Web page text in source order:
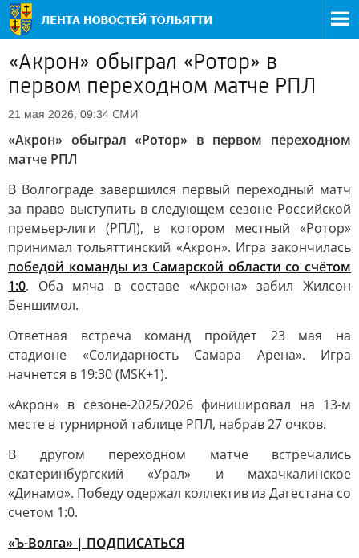
«Акрон» обыграл «Ротор» в
первом переходном матче РПЛ
21 мая 2026, 09:34 СМИ
«Акрон» обыграл «Ротор» в первом переходном
матче РПЛ
В Волгограде завершился первый переходный матч
за право выступить в следующем сезоне Российской
премьер-лиги (РПЛ), в котором местный «Ротор»
принимал тольяттинский «Акрон». Игра закончилась
победой команды из Самарской области со счётом
1:0. Оба мяча в составе «Акрона» забил Жилсон
Беншимол.
Ответная встреча команд пройдет 23 мая на
стадионе «Солидарность Самара Арена». Игра
начнется в 19:30 (MSK+1).
«Акрон» в сезоне-2025/2026 финишировал на 13-м
месте в турнирной таблице РПЛ, набрав 27 очков.
В другом переходном матче встречались
екатеринбургский «Урал» и махачкалинское
«Динамо». Победу одержал коллектив из Дагестана со
счетом 1:0.
«Ъ-Волга» | ПОДПИСАТЬСЯ